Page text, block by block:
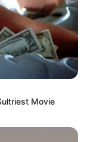
de San
Movie